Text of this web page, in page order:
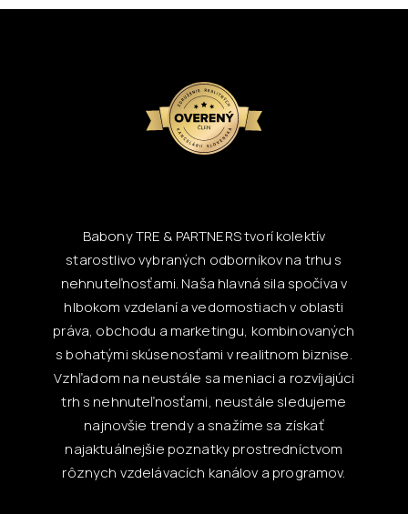
Babony TRE & PARTNERS tvorí kolektív
starostlivo vybraných odborníkov na trhu s
nehnuteľnosťami. Naša hlavná sila spočíva v
hlbokom vzdelaní a vedomostiach v oblasti
práva, obchodu a marketingu, kombinovaných
s bohatými skúsenosťami v realitnom biznise.
Vzhľadom na neustále sa meniaci a rozvíjajúci
trh s nehnuteľnosťami, neustále sledujeme
najnovšie trendy a snažíme sa získať
najaktuálnejšie poznatky prostredníctvom
rôznych vzdelávacích kanálov a programov.